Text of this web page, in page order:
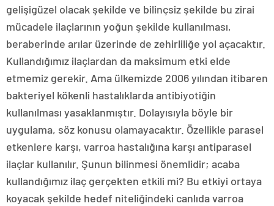
gelişigüzel olacak şekilde ve bilinçsiz şekilde bu zirai
mücadele ilaçlarının yoğun şekilde kullanılması,
beraberinde arılar üzerinde de zehirliliğe yol açacaktır.
Kullandığımız ilaçlardan da maksimum etki elde
etmemiz gerekir. Ama ülkemizde 2006 yılından itibaren
bakteriyel kökenli hastalıklarda antibiyotiğin
kullanılması yasaklanmıştır. Dolayısıyla böyle bir
uygulama, söz konusu olamayacaktır. Özellikle parasel
etkenlere karşı, varroa hastalığına karşı antiparasel
ilaçlar kullanılır. Şunun bilinmesi önemlidir; acaba
kullandığımız ilaç gerçekten etkili mi? Bu etkiyi ortaya
koyacak şekilde hedef niteliğindeki canlıda varroa